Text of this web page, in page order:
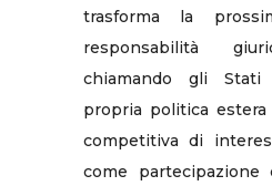
trasforma la
responsabilità
chiamando gli
propria politica
competitiva di
come partecipazione